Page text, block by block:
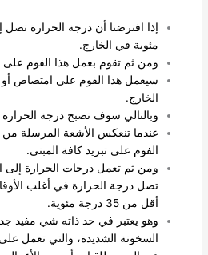
مئوية في الخارج.
ومن ثم تقوم بعمل هذا الفوم
سيعمل هذا الفوم على امتصاص
الخارج.
وبالتالي سوف تصبح درجة
عندما تنعكس الأشعة المرسلة
الفوم على تبريد كافة المبنى.
ومن ثم تعمل درجات الحرارة إلى
أقل من 35 درجة مئوية.
وهو يعتبر في حد ذاته شي مفيد
السخونة الشديدة، والتي تعمل